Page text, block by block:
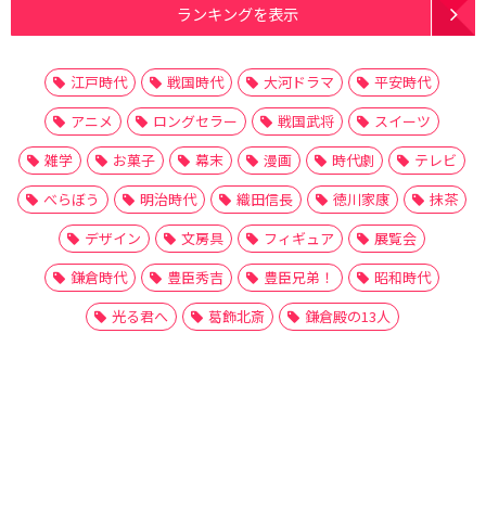
ランキングを表示
江戸時代 戦国時代 大河ドラマ
平安時代
アニメ
ロングセラー 戦国武将
スイーツ
雑学
お菓子 幕末 漫画 時代劇
テレビ
べらぼう
明治時代 織田信長 徳川家康
抹茶
デザイン
文房具 フィギュア
展覧会
鎌倉時代
豊臣秀吉 豊臣兄弟！
昭和時代
光る君へ
葛飾北斎 鎌倉殿の13人